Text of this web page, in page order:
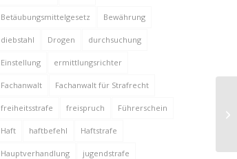
Betäubungsmittelgesetz Bewährung
diebstahl Drogen durchsuchung
Einstellung ermittlungsrichter
Fachanwalt Fachanwalt für Strafrecht
freiheitsstrafe freispruch Führerschein
Haft haftbefehl Haftstrafe
Hauptverhandlung jugendstrafe